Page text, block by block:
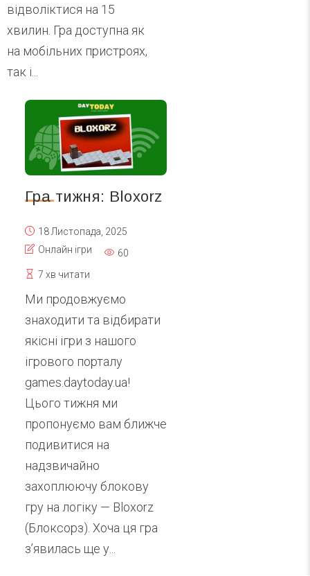
відволіктися на 15
хвилин. Гра доступна як
на мобільних пристроях,
так і...
Гра тижня: Bloxorz
18 Листопада, 2025
Онлайн ігри
60
7 хв читати
Ми продовжуємо
знаходити та відбирати
якісні ігри з нашого
ігрового порталу
games.daytoday.ua!
Цього тижня ми
пропонуємо вам ближче
подивитися на
надзвичайно
захоплюючу блокову
гру на логіку — Bloxorz
(Блоксорз). Хоча ця гра
зʼявилась ще у...